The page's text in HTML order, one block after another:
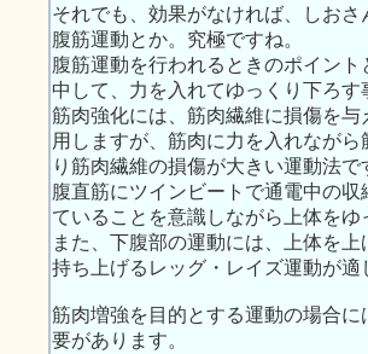
それでも、効果がなければ、しお
腹筋運動とか。究極ですね。
腹筋運動を行われるときのポイン
中して、力を入れてゆっくり下ろす
筋肉強化には、筋肉繊維に損傷を
用しますが、筋肉に力を入れなが
り筋肉繊維の損傷が大きい運動法で
腹直筋にツインビートで通電中の
ていることを意識しながら上体を
また、下腹部の運動には、上体を
持ち上げるレッグ・レイズ運動が適
筋肉増強を目的とする運動の場合
要があります。